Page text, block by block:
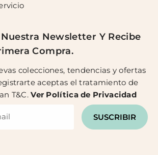
Newsletter Y Recibe
Compra.
colecciones, tendencias y ofertas
aceptas el tratamiento de
T&C.Ver Política de Privacidad
SUSCRIBIR